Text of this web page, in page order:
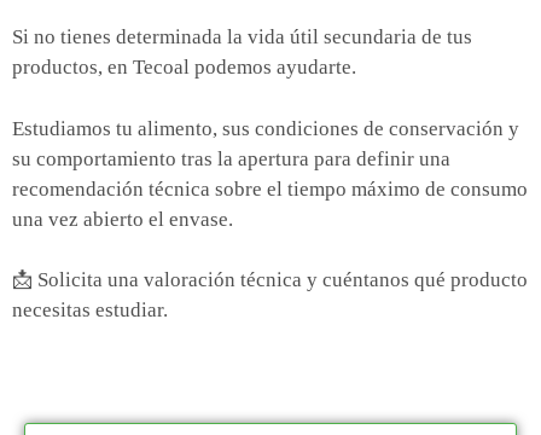
Si no tienes determinada la vida útil secundaria de tus
productos, en Tecoal podemos ayudarte.
Estudiamos tu alimento, sus condiciones de conservación y
su comportamiento tras la apertura para definir una
recomendación técnica sobre el tiempo máximo de consumo
una vez abierto el envase.
📩 Solicita una valoración técnica y cuéntanos qué producto
necesitas estudiar.